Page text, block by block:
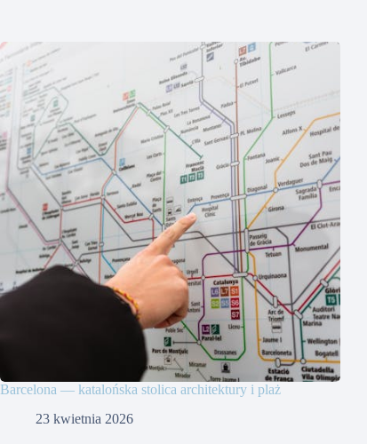
Barcelona — katalońska stolica architektury i plaż
23 kwietnia 2026